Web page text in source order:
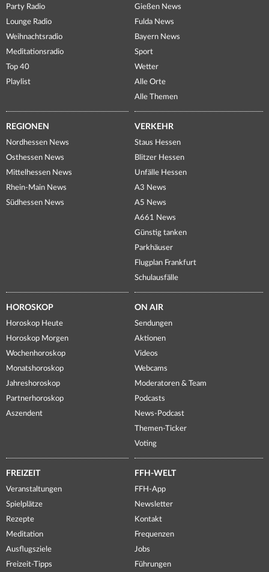
Party Radio
Lounge Radio
Weihnachtsradio
Meditationsradio
Top 40
Playlist
Gießen News
Fulda News
Bayern News
Sport
Wetter
Alle Orte
Alle Themen
REGIONEN
Nordhessen News
Osthessen News
Mittelhessen News
Rhein-Main News
Südhessen News
VERKEHR
Staus Hessen
Blitzer Hessen
Unfälle Hessen
A3 News
A5 News
A661 News
Günstig tanken
Parkhäuser
Flugplan Frankfurt
Schulausfälle
HOROSKOP
Horoskop Heute
Horoskop Morgen
Wochenhoroskop
Monatshoroskop
Jahreshoroskop
Partnerhoroskop
Aszendent
ON AIR
Sendungen
Aktionen
Videos
Webcams
Moderatoren & Team
Podcasts
News-Podcast
Themen-Ticker
Voting
FREIZEIT
Veranstaltungen
Spielplätze
Rezepte
Meditation
Ausflugsziele
Freizeit-Tipps
FFH-WELT
FFH-App
Newsletter
Kontakt
Frequenzen
Jobs
Führungen